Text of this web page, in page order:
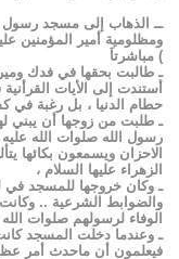
ــ الذهاب إلى مسجد رسول
ومظلومية أمير المؤمنين
) مباشرتاَ
ـ طالبت بحقها في فدك
أستندت إلى الأيات
حطام الدنيا ، بل رغبة
ـ طلبت من زوجها أن يبني
رسول الله صلوات الله
الاحزان ويسمعون بكائها
الزهراء عليها السلام ،
ـ وكان خروجها للمسجد في
والضوابط الشرعية ..
الوفاء لرسولهم صلوات
ـ وعندما دخلت المسجد
فيعلمون أن ماحدث أمر